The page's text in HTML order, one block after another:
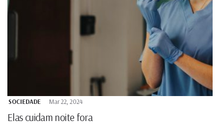
SOCIEDADE Mar 22, 2024
Elas cuidam noite fora